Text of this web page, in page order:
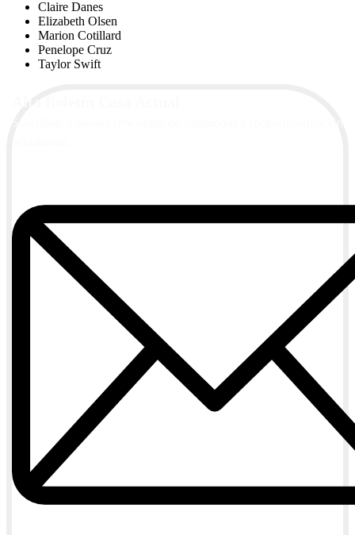
Claire Danes
Elizabeth Olsen
Marion Cotillard
Penelope Cruz
Taylor Swift